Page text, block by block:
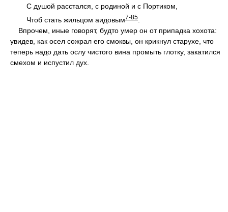
С душой расстался, с родиной и с Портиком,
Чтоб стать жильцом аидовым7-85
Впрочем, иные говорят, будто умер он от припадка хохота:
увидев, как осел сожрал его смоквы, он крикнул старухе, что
теперь надо дать ослу чистого вина промыть глотку, закатился
смехом и испустил дух.